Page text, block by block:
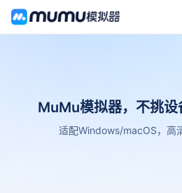
MuMu模拟器，不挑设
适配Windows/macOS，高